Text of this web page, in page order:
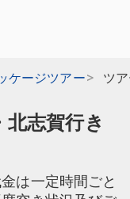
ケージツアー ツ
北志賀行き
は一定時間ごと